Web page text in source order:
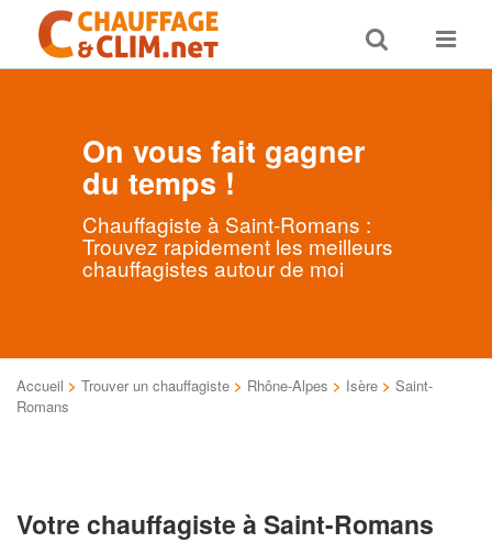
Toggle
search
Toggle
On vous fait gagner
du temps !
Chauffagiste à Saint-Romans :
Trouvez rapidement les meilleurs
chauffagistes autour de moi
Accueil > Trouver un chauffagiste > Rhône-Alpes > Isère > Saint-
Romans
Votre chauffagiste à Saint-Romans